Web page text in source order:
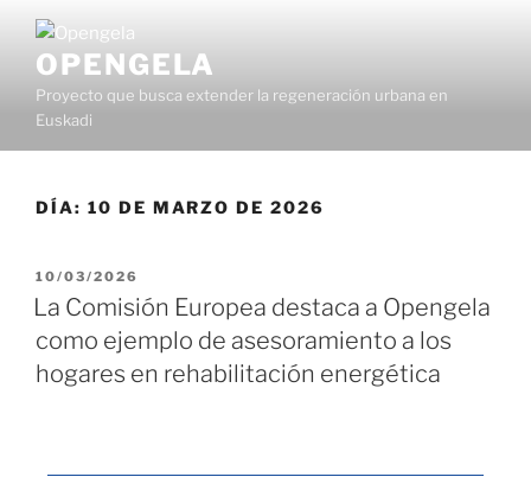
OPENGELA
Proyecto que busca extender la regeneración urbana en
Euskadi
DÍA: 10 DE MARZO DE 2026
10/03/2026
La Comisión Europea destaca a Opengela
como ejemplo de asesoramiento a los
hogares en rehabilitación energética